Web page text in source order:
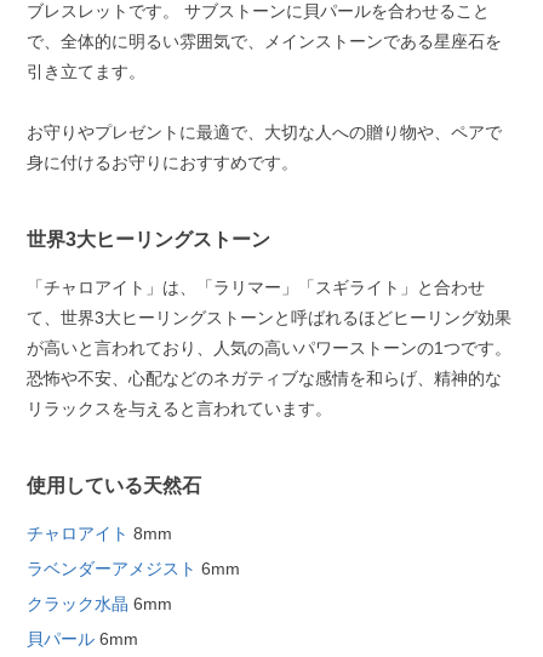
ブレスレットです。 サブストーンに貝パールを合わせること
で、全体的に明るい雰囲気で、メインストーンである星座石を
引き立てます。
お守りやプレゼントに最適で、大切な人への贈り物や、ペアで
身に付けるお守りにおすすめです。
世界3大ヒーリングストーン
「チャロアイト」は、「ラリマー」「スギライト」と合わせ
て、世界3大ヒーリングストーンと呼ばれるほどヒーリング効果
が高いと言われており、人気の高いパワーストーンの1つです。
恐怖や不安、心配などのネガティブな感情を和らげ、精神的な
リラックスを与えると言われています。
使用している天然石
チャロアイト 8mm
ラベンダーアメジスト 6mm
クラック水晶 6mm
貝パール 6mm